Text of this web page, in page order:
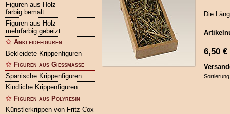
Figuren aus Holz
farbig bemalt
Figuren aus Holz
mehrfarbig gebeizt
Ankleidefiguren
Bekleidete Krippenfiguren
Figuren aus Gießmasse
Spanische Krippenfiguren
Kindliche Krippenfiguren
Figuren aus Polyresin
Künstlerkrippen von Fritz Cox
Die
6,50 €